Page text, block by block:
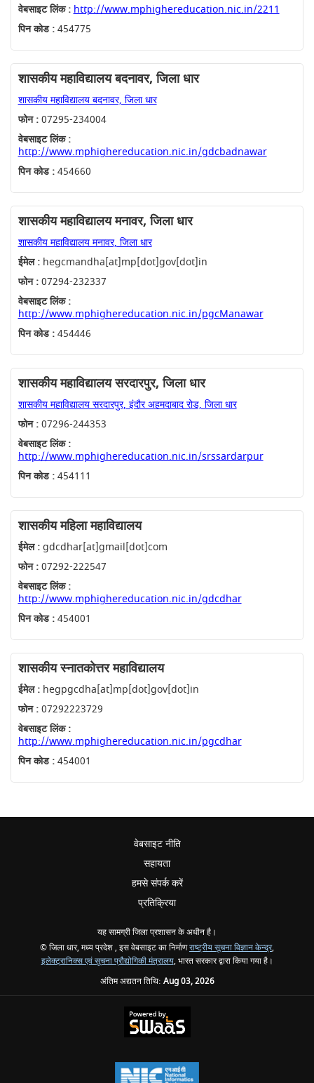
वेबसाइट लिंक : http://www.mphighereducation.nic.in/2211
पिन कोड :454775
शासकीय महाविद्यालय बदनावर, जिला धार
शासकीय महाविद्यालय बदनावर, जिला धार
फोन :07295-234004
वेबसाइट लिंक :
http://www.mphighereducation.nic.in/gdcbadnawar
पिन कोड :454660
शासकीय महाविद्यालय मनावर, जिला धार
शासकीय महाविद्यालय मनावर, जिला धार
ईमेल :hegcmandha[at]mp[dot]gov[dot]in
फोन :07294-232337
वेबसाइट लिंक :
http://www.mphighereducation.nic.in/pgcManawar
पिन कोड :454446
शासकीय महाविद्यालय सरदारपुर, जिला धार
शासकीय महाविद्यालय सरदारपुर, इंदौर अहमदाबाद रोड, जिला धार
फोन :07296-244353
वेबसाइट लिंक :
http://www.mphighereducation.nic.in/srssardarpur
पिन कोड :454111
शासकीय महिला महाविद्यालय
ईमेल :gdcdhar[at]gmail[dot]com
फोन :07292-222547
वेबसाइट लिंक :
http://www.mphighereducation.nic.in/gdcdhar
पिन कोड :454001
शासकीय स्नातकोत्तर महाविद्यालय
ईमेल :hegpgcdha[at]mp[dot]gov[dot]in
फोन :07292223729
वेबसाइट लिंक :
http://www.mphighereducation.nic.in/pgcdhar
पिन कोड :454001
वेबसाइट नीति
सहायता
हमसे संपर्क करें
प्रतिक्रिया
यह सामग्री जिला प्रशासन के अधीन है।
© जिला धार, मध्य प्रदेश , इस वेबसाइट का निर्माणराष्ट्रीय सूचना विज्ञान केन्द्र,
इलेक्ट्रानिक्स एवं सूचना प्रौद्योगिकी मंत्रालय, भारत सरकार द्वारा किया गया है।
अंतिम अद्यतन तिथि: Aug 03, 2026